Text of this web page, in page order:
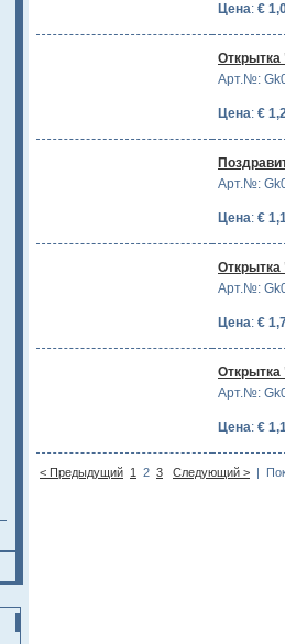
Цена: €
Арт.№:
Цена: €
Арт.№:
Цена: €
Арт.№:
Цена: €
Арт.№:
Цена: €
< Предыдущий 1 2 3 Следующий > |